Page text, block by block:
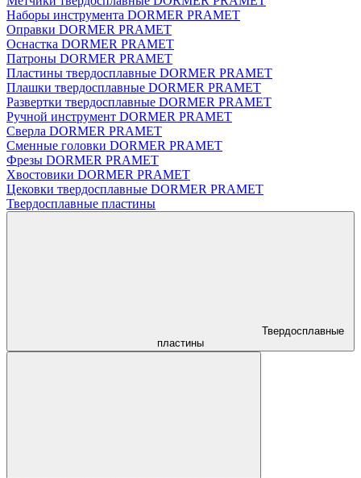
Наборы инструмента DORMER PRAMET
Оправки DORMER PRAMET
Оснастка DORMER PRAMET
Патроны DORMER PRAMET
Пластины твердосплавные DORMER PRAMET
Плашки твердосплавные DORMER PRAMET
Развертки твердосплавные DORMER PRAMET
Ручной инструмент DORMER PRAMET
Сверла DORMER PRAMET
Сменные головки DORMER PRAMET
Фрезы DORMER PRAMET
Хвостовики DORMER PRAMET
Цековки твердосплавные DORMER PRAMET
Твердосплавные пластины
Твердосплавные
пластины